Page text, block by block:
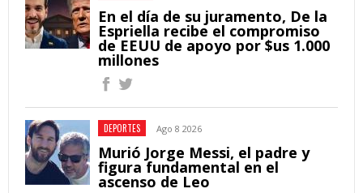
En el día de su juramento, De la
Espriella recibe el compromiso
de EEUU de apoyo por $us 1.000
millones
DEPORTES Ago 8 2026
Murió Jorge Messi, el padre y
figura fundamental en el
ascenso de Leo